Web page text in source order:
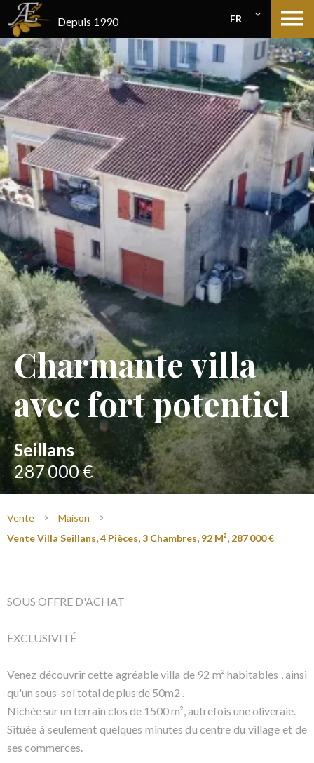
Depuis 1990 FR
Charmante villa
avec fort potentiel
Seillans
287 000 €
Vente
Maison
Vente Villa Seillans, 4 Pièces, 3 Chambres, 92 M², 287 000 €
SOUS OFFRE D'ACHAT
EXCLUSIVITÉ
Venez découvrir cette agréable villa de 92 m² habitables , ainsi
qu'un sous-sol total de plus de 50m2 .
Nichée sur un terrain clos de 1500 m², autrefois une oliveraie.
Située à seulement quelques minutes du centre du village et de
ses commerces.